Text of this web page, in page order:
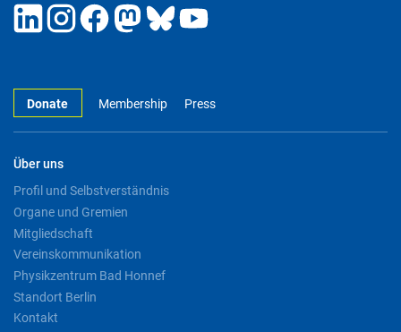
Donate Membership Press
Über uns
Profil und Selbstverständnis
Organe und Gremien
Mitgliedschaft
Vereinskommunikation
Physikzentrum Bad Honnef
Standort Berlin
Kontakt